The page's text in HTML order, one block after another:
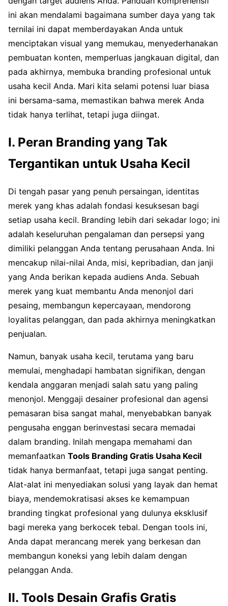
ini akan mendalami bagaimana sumber daya yang tak
ternilai ini dapat memberdayakan Anda untuk
menciptakan visual yang memukau, menyederhanakan
pembuatan konten, memperluas jangkauan digital, dan
pada akhirnya, membuka branding profesional untuk
usaha kecil Anda. Mari kita selami potensi luar biasa
ini bersama-sama, memastikan bahwa merek Anda
tidak hanya terlihat, tetapi juga diingat.
I. Peran Branding yang Tak
Tergantikan untuk Usaha Kecil
Di tengah pasar yang penuh persaingan, identitas
merek yang khas adalah fondasi kesuksesan bagi
setiap usaha kecil. Branding lebih dari sekadar logo; ini
adalah keseluruhan pengalaman dan persepsi yang
dimiliki pelanggan Anda tentang perusahaan Anda. Ini
mencakup nilai-nilai Anda, misi, kepribadian, dan janji
yang Anda berikan kepada audiens Anda. Sebuah
merek yang kuat membantu Anda menonjol dari
pesaing, membangun kepercayaan, mendorong
loyalitas pelanggan, dan pada akhirnya meningkatkan
penjualan.
Namun, banyak usaha kecil, terutama yang baru
memulai, menghadapi hambatan signifikan, dengan
kendala anggaran menjadi salah satu yang paling
menonjol. Menggaji desainer profesional dan agensi
pemasaran bisa sangat mahal, menyebabkan banyak
pengusaha enggan berinvestasi secara memadai
dalam branding. Inilah mengapa memahami dan
memanfaatkan Tools Branding Gratis Usaha Kecil
tidak hanya bermanfaat, tetapi juga sangat penting.
Alat-alat ini menyediakan solusi yang layak dan hemat
biaya, mendemokratisasi akses ke kemampuan
branding tingkat profesional yang dulunya eksklusif
bagi mereka yang berkocek tebal. Dengan tools ini,
Anda dapat merancang merek yang berkesan dan
membangun koneksi yang lebih dalam dengan
pelanggan Anda.
II. Tools Desain Grafis Gratis